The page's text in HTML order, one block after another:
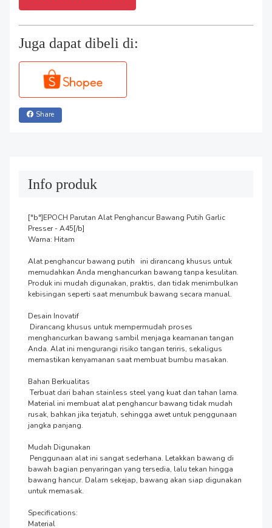
Juga dapat dibeli di:
Share
Info produk
["b"]EPOCH Parutan Alat Penghancur Bawang Putih Garlic
Presser - A45[/b]
Warna: Hitam
Alat penghancur bawang putih   ini dirancang khusus untuk
memudahkan Anda menghancurkan bawang tanpa kesulitan.
Produk ini mudah digunakan, praktis, dan tidak menimbulkan
kebisingan seperti saat menumbuk bawang secara manual.
Desain Inovatif
menghancurkan bawang sambil menjaga keamanan tangan
Anda. Alat ini mengurangi risiko tangan teriris, sekaligus
memastikan kenyamanan saat membuat bumbu masakan.
Bahan Berkualitas
Material ini membuat alat penghancur bawang tidak mudah
rusak, bahkan jika terjatuh, sehingga awet untuk penggunaan
jangka panjang.
Mudah Digunakan
bawah bagian penyaringan yang tersedia, lalu tekan hingga
bawang hancur. Dalam sekejap, bawang akan siap digunakan
untuk memasak.
Specifications:
Material